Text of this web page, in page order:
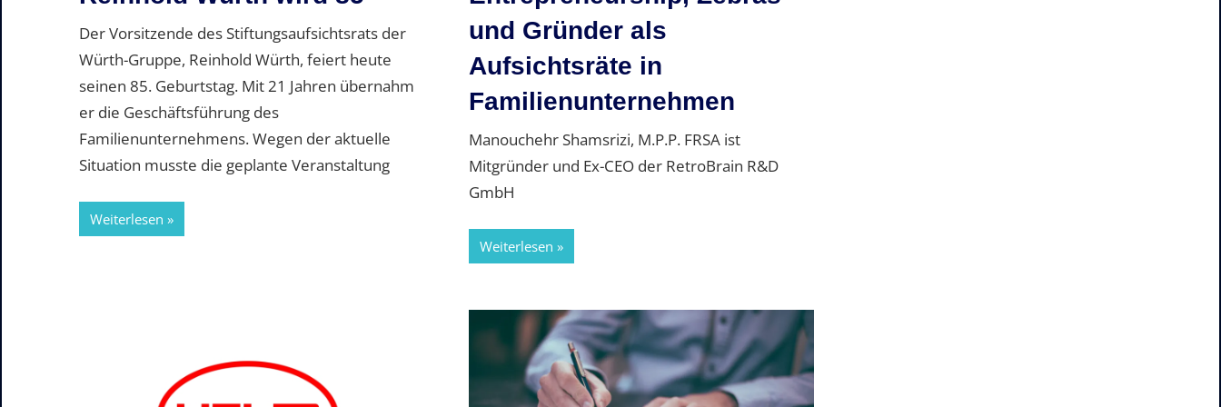
Der Vorsitzende des Stiftungsaufsichtsrats der
Würth-Gruppe, Reinhold Würth, feiert heute
seinen 85. Geburtstag. Mit 21 Jahren übernahm
er die Geschäftsführung des
Familienunternehmens. Wegen der aktuelle
Situation musste die geplante Veranstaltung
Weiterlesen
und Gründer als
Aufsichtsräte in
Familienunternehmen
Manouchehr Shamsrizi, M.P.P. FRSA ist
Mitgründer und Ex-CEO der RetroBrain R&D
GmbH
Weiterlesen